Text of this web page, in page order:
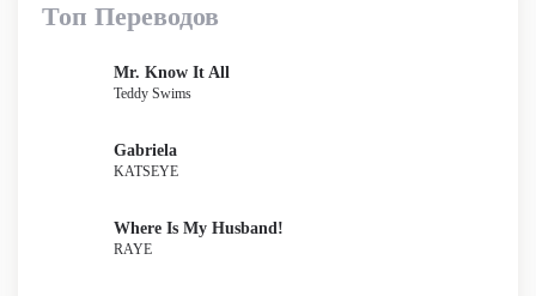
Топ Переводов
Mr. Know It All
Teddy Swims
Gabriela
KATSEYE
Where Is My Husband!
RAYE